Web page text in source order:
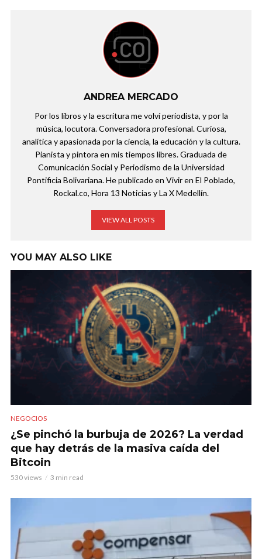
ANDREA MERCADO
Por los libros y la escritura me volví periodista, y por la
música, locutora. Conversadora profesional. Curiosa,
analítica y apasionada por la ciencia, la educación y la cultura.
Pianista y pintora en mis tiempos libres. Graduada de
Comunicación Social y Periodismo de la Universidad
Pontificia Bolivariana. He publicado en Vivir en El Poblado,
Rockal.co, Hora 13 Noticias y La X Medellín.
VIEW ALL POSTS
YOU MAY ALSO LIKE
NEGOCIOS
¿Se pinchó la burbuja de 2026? La verdad
que hay detrás de la masiva caída del
Bitcoin
530 views 3 min read